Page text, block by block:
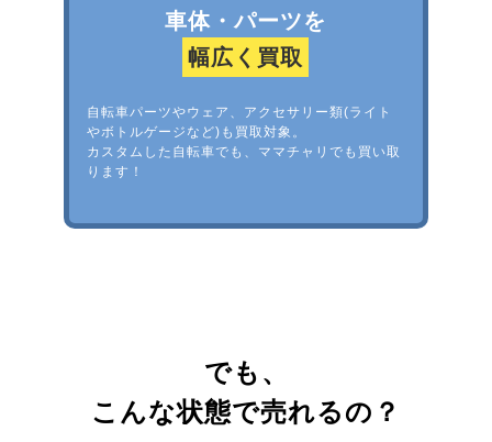
車体・パーツを
幅広く買取
自転車パーツやウェア、アクセサリー類(ライト
やボトルゲージなど)も買取対象。
カスタムした自転車でも、ママチャリでも買い取
ります！
でも、
こんな状態で売れるの？